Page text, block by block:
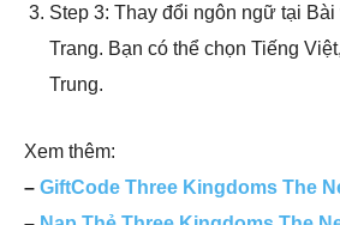
Step 3: Thay đổi ngôn ngữ tại
Trang. Bạn có thể chọn Tiếng
Trung.
Xem thêm:
– GiftCode Three Kingdoms The